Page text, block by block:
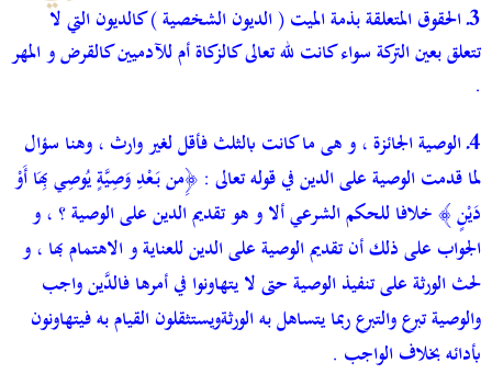
3ـ الحقوق المتعلقة بذمة الميت ( الديون الشخصية ) كالديون التي لا
تتعلق بعين التركة سواء كانت لله تعالى كالزكاة أم للآدميين كالقرض و المهر
.
4ـ الوصية الجائزة ، و هى ما كانت بالثلث فأقل لغير وارث ، وهنا سؤال
لما قدمت الوصية على الدين في قوله تعالى : ﴿ِمن بَعْدِ وَصِيَّةٍ يُوصِي بِهَا أَوْ
دَيْنٍ﴾ خلافا للحكم الشرعي ألا و هو تقديم الدين على الوصية ؟ ، و
الجواب على ذلك أن تقديم الوصية على الدين للعناية و الاهتمام بها ، و
لحث الورثة على تنفيذ الوصية حتى لا يتهاونوا في أمرها فالدَّين واجب
والوصية تبرع والتبرع ربما يتساهل به الورثةويستثقلون القيام به فيتهاونون
بأدائه بخلاف الواجب .